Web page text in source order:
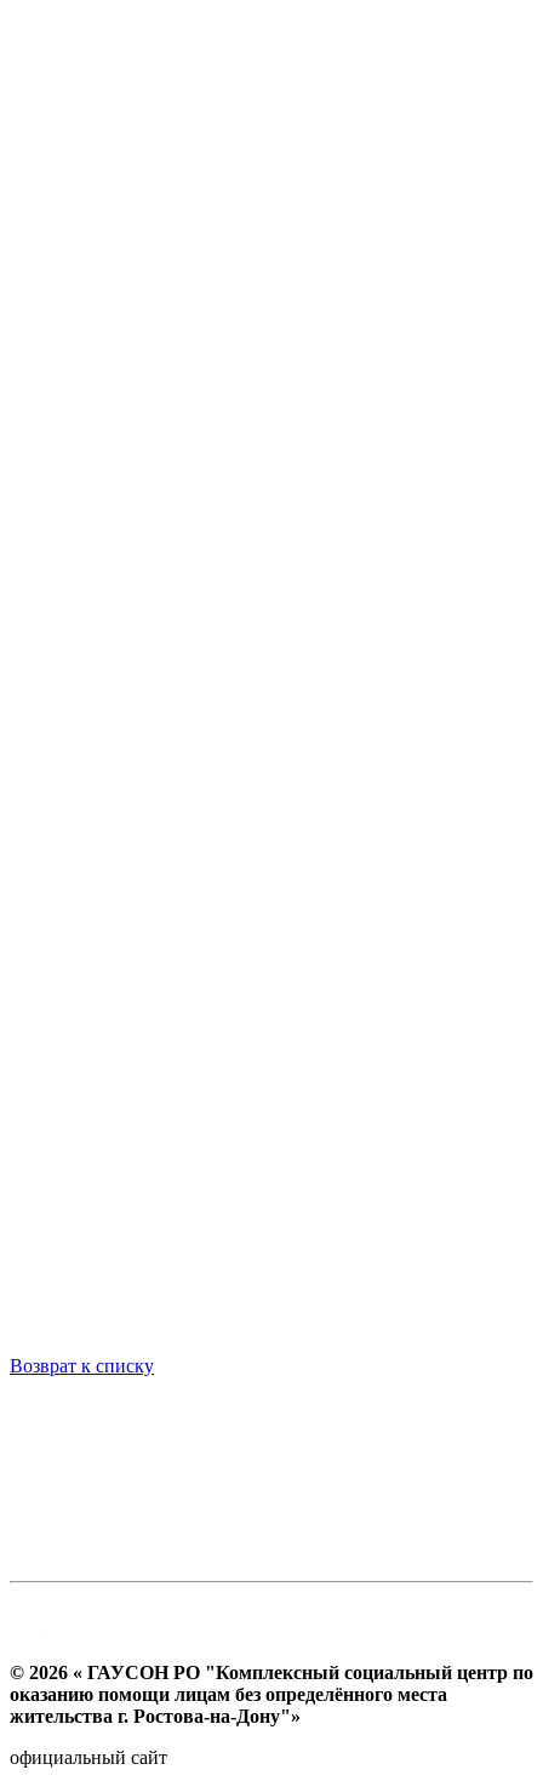
Возврат к списку
© 2026 « ГАУСОН РО "Комплексный социальный центр по
оказанию помощи лицам без определённого места
жительства г. Ростова-на-Дону"»
официальный сайт